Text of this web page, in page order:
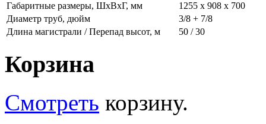
Габаритные размеры, ШхВхГ, мм
1255 х 908 х 700
Диаметр труб, дюйм
3/8 + 7/8
Длина магистрали / Перепад высот, м
50 / 30
Корзина
Смотреть корзину.